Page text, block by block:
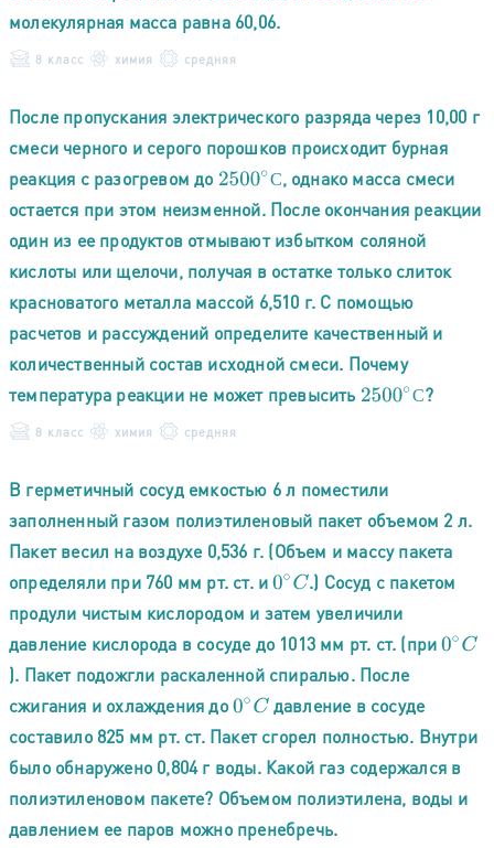
молекулярная масса равна 60,06.
8 класс химия средняя
После пропускания электрического разряда через 10,00 г
смеси черного и серого порошков происходит бурная
реакция с разогревом до
С
2500∘С , однако масса смеси
остается при этом неизменной. После окончания реакции
один из ее продуктов отмывают избытком соляной
кислоты или щелочи, получая в остатке только слиток
красноватого металла массой 6,510 г. С помощью
расчетов и рассуждений определите качественный и
количественный состав исходной смеси. Почему
температура реакции не может превысить
С
2500∘С ?
8 класс химия средняя
В герметичный сосуд емкостью 6 л поместили
заполненный газом полиэтиленовый пакет объемом 2 л.
Пакет весил на воздухе 0,536 г. (Объем и массу пакета
определяли при 760 мм рт. ст. и0∘C .) Сосуд с пакетом
продули чистым кислородом и затем увеличили
давление кислорода в сосуде до 1013 мм рт. ст. (при0∘C
). Пакет подожгли раскаленной спиралью. После
сжигания и охлаждения до0∘C давление в сосуде
составило 825 мм рт. ст. Пакет сгорел полностью. Внутри
было обнаружено 0,804 г воды. Какой газ содержался в
полиэтиленовом пакете? Объемом полиэтилена, воды и
давлением ее паров можно пренебречь.